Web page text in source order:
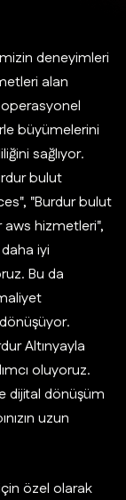
deneyimleri
alan
büyümelerini
sağlıyor.
bulut
"Burdur bulut
aws hizmetleri",
iyi
Bu da
Altınyayla
oluyoruz.
dijital dönüşüm
uzun
özel olarak